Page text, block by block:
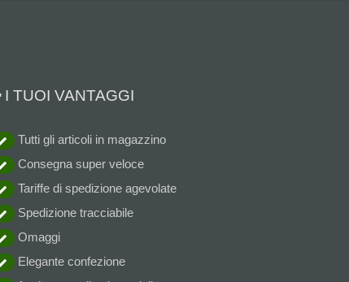
I TUOI VANTAGGI
Tutti gli articoli in magazzino
Consegna super veloce
Tariffe di spedizione agevolate
Spedizione tracciabile
Omaggi
Elegante confezione